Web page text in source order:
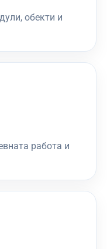
обекти и
работа и